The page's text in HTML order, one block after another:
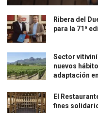
Ribera del
para la 71ª
Sector
nuevos
adaptación
El
fines